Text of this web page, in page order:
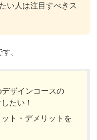
い人は注目すべきス
。
ザインコースの
たい！
ト・デメリットを